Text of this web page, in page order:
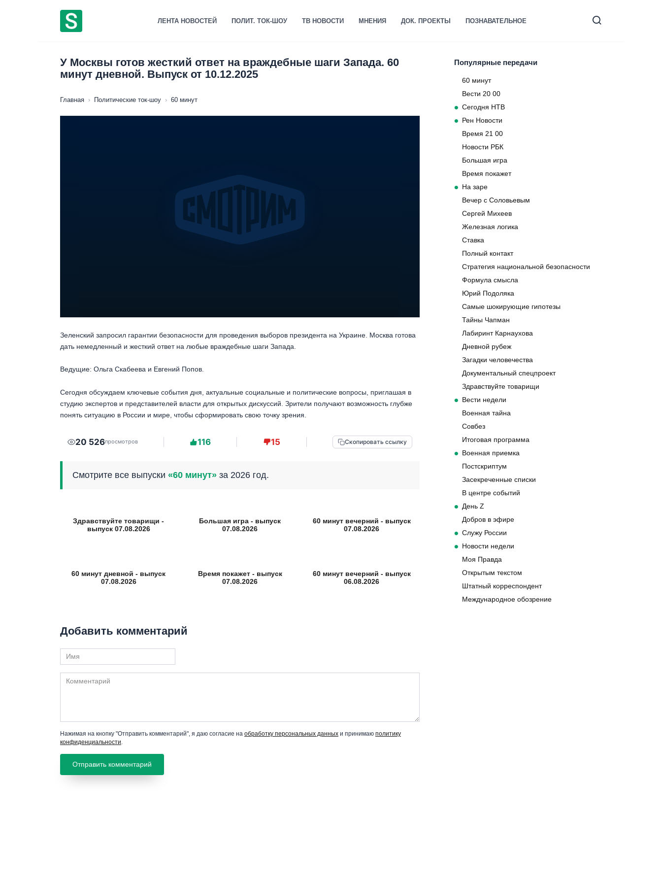
ЛЕНТА НОВОСТЕЙ ПОЛИТ. ТОК-ШОУ ТВ НОВОСТИ МНЕНИЯ ДОК. ПРОЕКТЫ ПОЗНАВАТЕЛЬНОЕ
У Москвы готов жесткий ответ на враждебные шаги Запада. 60
минут дневной. Выпуск от 10.12.2025
Главная › Политические ток-шоу › 60 минут
Зеленский запросил гарантии безопасности для проведения выборов президента на Украине. Москва готова
дать немедленный и жесткий ответ на любые враждебные шаги Запада.
Ведущие: Ольга Скабеева и Евгений Попов.
Сегодня обсуждаем ключевые события дня, актуальные социальные и политические вопросы, приглашая в
студию экспертов и представителей власти для открытых дискуссий. Зрители получают возможность глубже
понять ситуацию в России и мире, чтобы сформировать свою точку зрения.
20 526просмотров 116 15 Скопировать ссылку
Смотрите все выпуски «60 минут» за 2026 год.
Здравствуйте товарищи -
выпуск 07.08.2026
Большая игра - выпуск
07.08.2026
60 минут вечерний - выпуск
07.08.2026
60 минут дневной - выпуск
07.08.2026
Время покажет - выпуск
07.08.2026
60 минут вечерний - выпуск
06.08.2026
Добавить комментарий
Имя
Комментарий
Нажимая на кнопку "Отправить комментарий", я даю согласие на обработку персональных данных и принимаю политику
конфиденциальности.
Популярные передачи
60 минут
Вести 20 00
Сегодня НТВ
Рен Новости
Время 21 00
Новости РБК
Большая игра
Время покажет
На заре
Вечер с Соловьевым
Сергей Михеев
Железная логика
Ставка
Полный контакт
Стратегия национальной безопасности
Формула смысла
Юрий Подоляка
Самые шокирующие гипотезы
Тайны Чапман
Лабиринт Карнаухова
Дневной рубеж
Загадки человечества
Документальный спецпроект
Здравствуйте товарищи
Вести недели
Военная тайна
Совбез
Итоговая программа
Военная приемка
Постскриптум
Засекреченные списки
В центре событий
День Z
Добров в эфире
Служу России
Новости недели
Моя Правда
Открытым текстом
Штатный корреспондент
Международное обозрение